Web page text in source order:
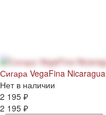
Сигара VegaFina
Нет в наличии
2 195 ₽
2 195 ₽